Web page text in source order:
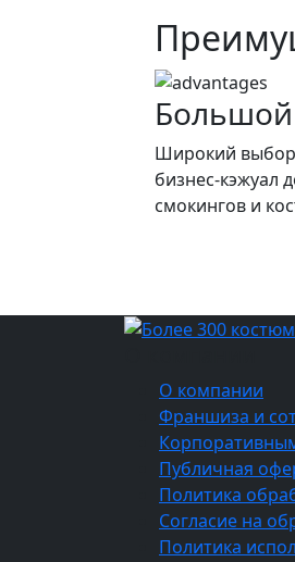
26
900
Большой
Широкий выбор
бизнес-кэжуал
смокингов и
О компании
Франшиза и
Публичная
Политика
Согласие на
Политика